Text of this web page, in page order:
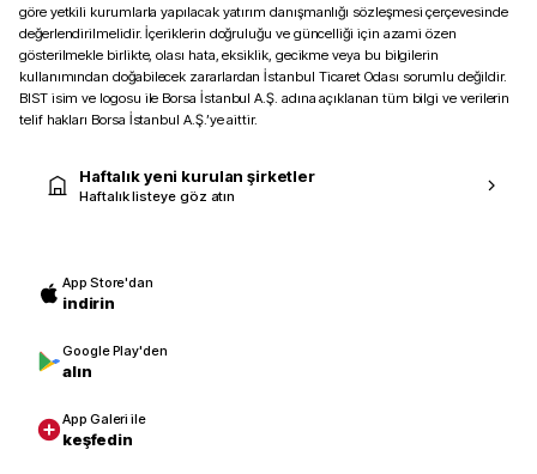
göre yetkili kurumlarla yapılacak yatırım danışmanlığı sözleşmesi çerçevesinde
değerlendirilmelidir. İçeriklerin doğruluğu ve güncelliği için azami özen
gösterilmekle birlikte, olası hata, eksiklik, gecikme veya bu bilgilerin
kullanımından doğabilecek zararlardan İstanbul Ticaret Odası sorumlu değildir.
BIST isim ve logosu ile Borsa İstanbul A.Ş. adına açıklanan tüm bilgi ve verilerin
telif hakları Borsa İstanbul A.Ş.’ye aittir.
Haftalık yeni kurulan şirketler
Haftalık listeye göz atın
App Store'dan
indirin
Google Play'den
alın
App Galeri ile
keşfedin